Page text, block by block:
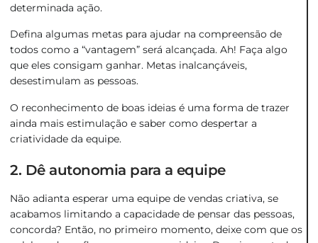
determinada ação.
Defina algumas metas para ajudar na compreensão de
todos como a “vantagem” será alcançada. Ah! Faça algo
que eles consigam ganhar. Metas inalcançáveis,
desestimulam as pessoas.
O reconhecimento de boas ideias é uma forma de trazer
ainda mais estimulação e saber como despertar a
criatividade da equipe.
2. Dê autonomia para a equipe
Não adianta esperar uma equipe de vendas criativa, se
acabamos limitando a capacidade de pensar das pessoas,
concorda? Então, no primeiro momento, deixe com que os